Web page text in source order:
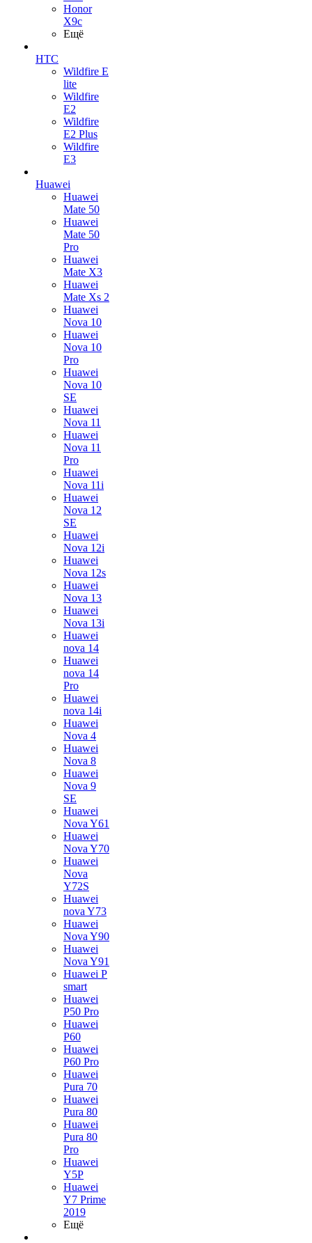
Honor
X9c
Ещё
HTC
Wildfire E
lite
Wildfire
E2
Wildfire
E2 Plus
Wildfire
E3
Huawei
Huawei
Mate 50
Huawei
Mate 50
Pro
Huawei
Mate X3
Huawei
Mate Xs 2
Huawei
Nova 10
Huawei
Nova 10
Pro
Huawei
Nova 10
SE
Huawei
Nova 11
Huawei
Nova 11
Pro
Huawei
Nova 11i
Huawei
Nova 12
SE
Huawei
Nova 12i
Huawei
Nova 12s
Huawei
Nova 13
Huawei
Nova 13i
Huawei
nova 14
Huawei
nova 14
Pro
Huawei
nova 14i
Huawei
Nova 4
Huawei
Nova 8
Huawei
Nova 9
SE
Huawei
Nova Y61
Huawei
Nova Y70
Huawei
Nova
Y72S
Huawei
nova Y73
Huawei
Nova Y90
Huawei
Nova Y91
Huawei P
smart
Huawei
P50 Pro
Huawei
P60
Huawei
P60 Pro
Huawei
Pura 70
Huawei
Pura 80
Huawei
Pura 80
Pro
Huawei
Y5P
Huawei
Y7 Prime
2019
Ещё